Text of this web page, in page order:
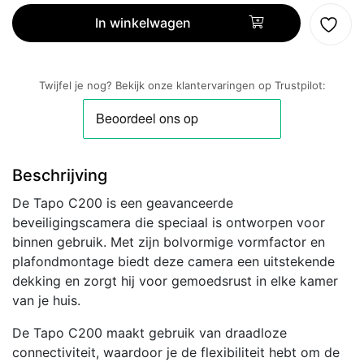
Link
Tapo
Beveiligingscamera
|
Binnen
|
Bolvormig
Plafondmontage
aantal
In winkelwagen
Twijfel je nog? Bekijk onze klantervaringen op Trustpilot:
Beschrijving
De Tapo C200 is een geavanceerde
beveiligingscamera die speciaal is ontworpen voor
binnen gebruik. Met zijn bolvormige vormfactor en
plafondmontage biedt deze camera een uitstekende
dekking en zorgt hij voor gemoedsrust in elke kamer
van je huis.
De Tapo C200 maakt gebruik van draadloze
connectiviteit, waardoor je de flexibiliteit hebt om de